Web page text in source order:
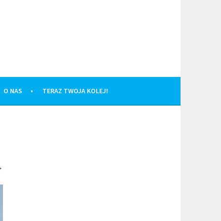
O NAS TERAZ TWOJA KOLEJ!